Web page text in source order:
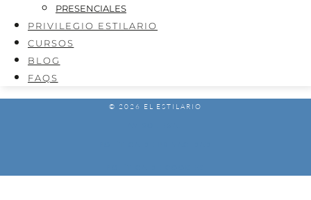
PRESENCIALES
PRIVILEGIO ESTILARIO
CURSOS
BLOG
FAQS
© 2026 EL ESTILARIO